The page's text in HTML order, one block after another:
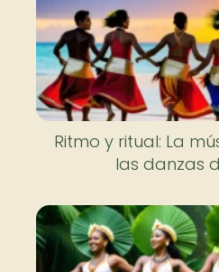
Ritmo y ritual: La
las danzas